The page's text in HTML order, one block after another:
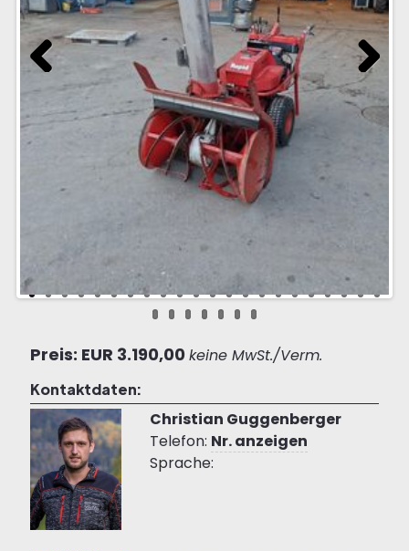
Previous Next
Preis: EUR 3.190,00 keine MwSt./Verm.
Kontaktdaten:
Christian Guggenberger
Telefon: Nr. anzeigen
Sprache: